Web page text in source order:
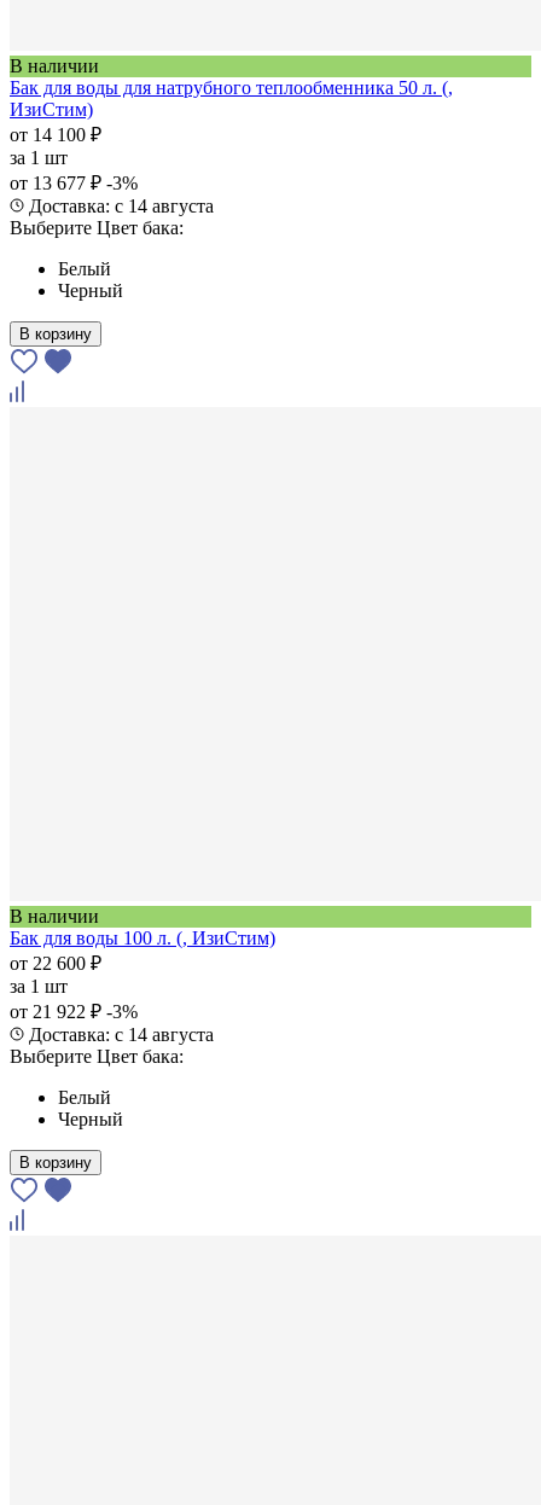
В наличии
Бак для воды для натрубного теплообменника 50 л. (,
ИзиСтим)
от 14 100 ₽
за 1 шт
от 13 677 ₽ -3%
Доставка: с 14 августа
Выберите Цвет бака:
Белый
Черный
В корзину
В наличии
Бак для воды 100 л. (, ИзиСтим)
от 22 600 ₽
за 1 шт
от 21 922 ₽ -3%
Доставка: с 14 августа
Выберите Цвет бака:
Белый
Черный
В корзину